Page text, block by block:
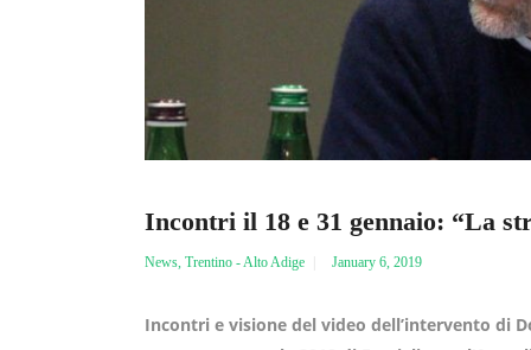
Incontri il 18 e 31 gennaio: “La
News, Trentino - Alto Adige January 6, 2019
Incontri e visione del video dell’intervento di